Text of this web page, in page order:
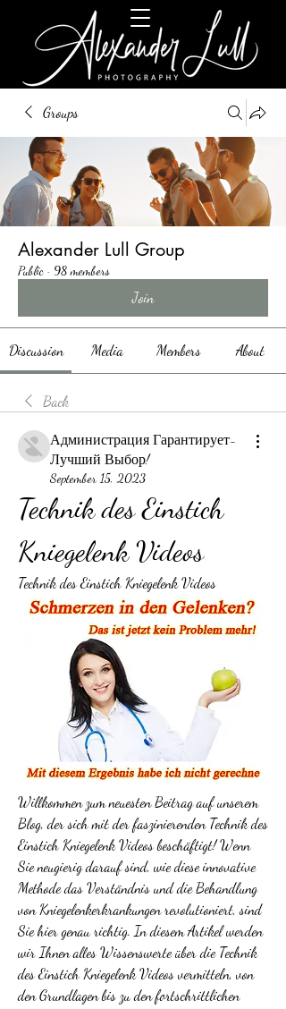
Groups
Alexander Lull Group
Public · 98 members
Join
Discussion Media Members About
Back
Администрация Гарантирует-
Лучший Выбор!
September 15, 2023
Technik des Einstich
Kniegelenk Videos
Technik des Einstich Kniegelenk Videos
Willkommen zum neuesten Beitrag auf unserem
Blog, der sich mit der faszinierenden Technik des
Einstich Kniegelenk Videos beschäftigt! Wenn
Sie neugierig darauf sind, wie diese innovative
Methode das Verständnis und die Behandlung
von Kniegelenkerkrankungen revolutioniert, sind
Sie hier genau richtig. In diesem Artikel werden
wir Ihnen alles Wissenswerte über die Technik
des Einstich Kniegelenk Videos vermitteln, von
den Grundlagen bis zu den fortschrittlichen